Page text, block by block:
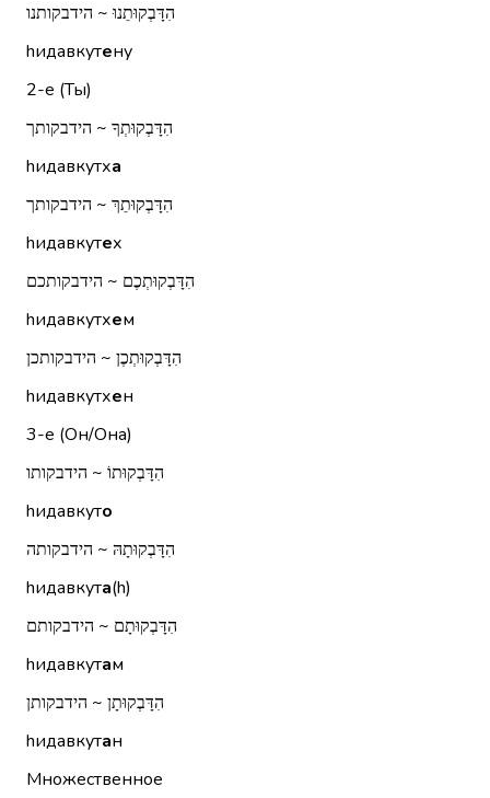
הִדָּבְקוּתֵנוּ ~ הידבקותנו
hидавкутену
2-е (Ты)
הִדָּבְקוּתְךָ ~ הידבקותך
hидавкутха
הִדָּבְקוּתֵךְ ~ הידבקותך
hидавкутех
הִדָּבְקוּתְכֶם ~ הידבקותכם
hидавкутхем
הִדָּבְקוּתְכֶן ~ הידבקותכן
hидавкутхен
3-е (Он/Она)
הִדָּבְקוּתוֹ ~ הידבקותו
hидавкуто
הִדָּבְקוּתָהּ ~ הידבקותה
hидавкута(h)
הִדָּבְקוּתָם ~ הידבקותם
hидавкутам
הִדָּבְקוּתָן ~ הידבקותן
hидавкутан
Множественное